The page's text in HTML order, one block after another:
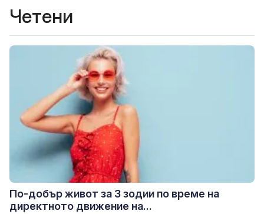
Четени
По-добър живот за 3 зодии по време на
директното движение на...